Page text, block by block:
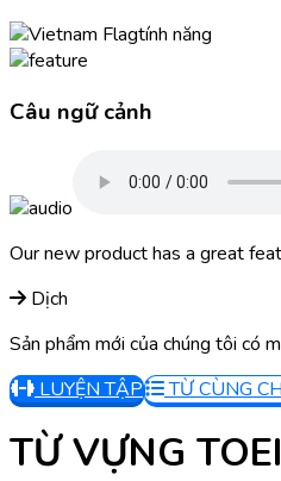
tính năng
Câu ngữ cảnh
Our new product has a great
Dịch
Sản phẩm mới của chúng tôi có
LUYỆN TẬP
TỪ CÙNG
TỪ VỰNG